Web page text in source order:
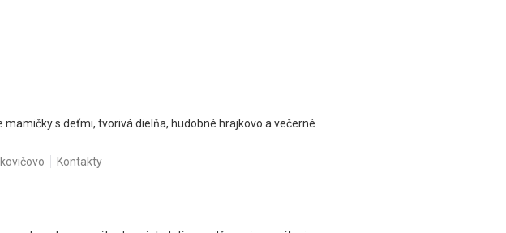
s deťmi, tvorivá dielňa, hudobné hrajkovo a večerné
Kontakty